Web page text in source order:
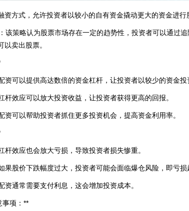
资方式，允许投资者以较小的自有资金撬动更大的资金进
该策略认为股票市场存在一定的趋势性，投资者可以通过
以卖出股票。
资可以提供高达数倍的资金杠杆，让投资者以较少的资金投
杆效应可以放大投资收益，让投资者获得更高的回报。
资可以帮助投资者抓住更多投资机会，提高资金利用率。
杆效应也会放大亏损，导致投资者损失惨重。
果股价下跌幅度过大，投资者可能会面临爆仓风险，即亏损
资通常需要支付利息，这会增加投资成本。
事项：**